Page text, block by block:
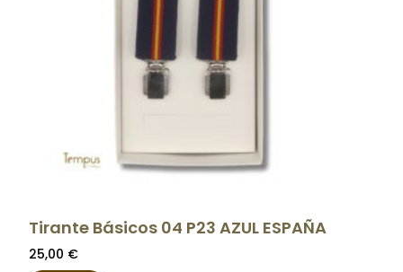
Tirante Básicos 04 P23 AZUL ESPAÑA
25,00 €